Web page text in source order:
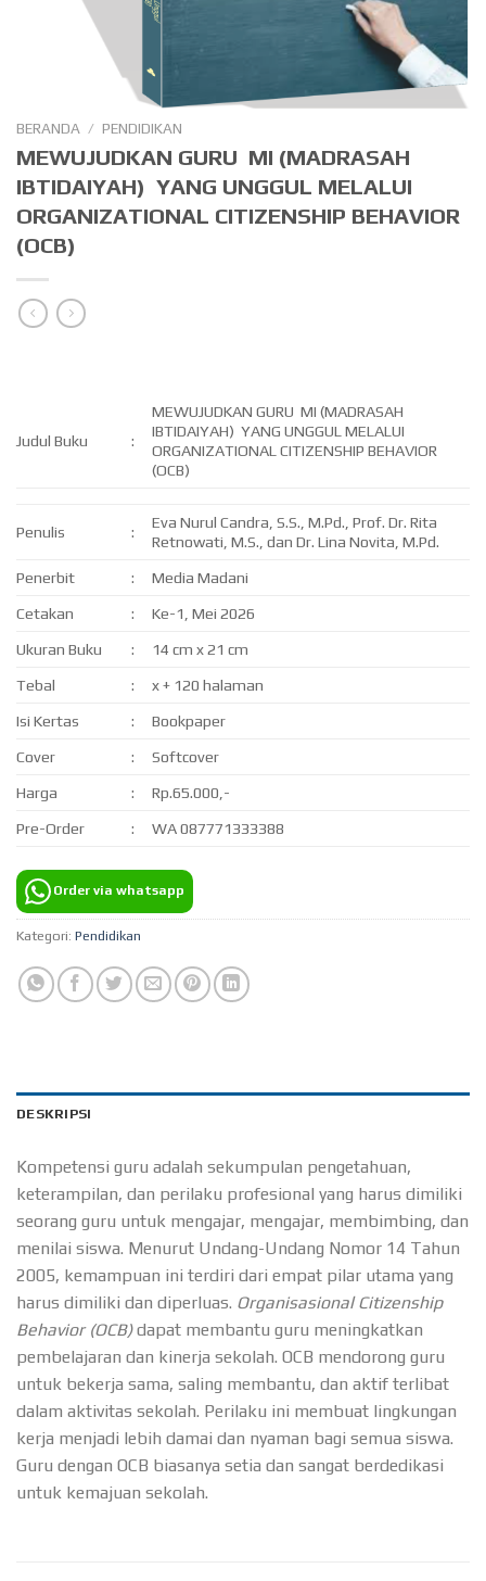
BERANDA / PENDIDIKAN
MEWUJUDKAN GURU MI (MADRASAH
IBTIDAIYAH) YANG UNGGUL MELALUI
ORGANIZATIONAL CITIZENSHIP BEHAVIOR
(OCB)
Judul Buku :
MEWUJUDKAN GURU MI (MADRASAH
IBTIDAIYAH) YANG UNGGUL MELALUI
ORGANIZATIONAL CITIZENSHIP BEHAVIOR
(OCB)
Penulis :
Eva Nurul Candra, S.S., M.Pd., Prof. Dr. Rita
Retnowati, M.S., dan Dr. Lina Novita, M.Pd.
Penerbit : Media Madani
Cetakan : Ke-1, Mei 2026
Ukuran Buku : 14 cm x 21 cm
Tebal : x + 120 halaman
Isi Kertas : Bookpaper
Cover : Softcover
Harga : Rp.65.000,-
Pre-Order : WA 087771333388
Order via whatsapp
Kategori: Pendidikan
DESKRIPSI
Kompetensi guru adalah sekumpulan pengetahuan,
keterampilan, dan perilaku profesional yang harus dimiliki
seorang guru untuk mengajar, mengajar, membimbing, dan
menilai siswa. Menurut Undang-Undang Nomor 14 Tahun
2005, kemampuan ini terdiri dari empat pilar utama yang
harus dimiliki dan diperluas. Organisasional Citizenship
Behavior (OCB)dapat membantu guru meningkatkan
pembelajaran dan kinerja sekolah. OCB mendorong guru
untuk bekerja sama, saling membantu, dan aktif terlibat
dalam aktivitas sekolah. Perilaku ini membuat lingkungan
kerja menjadi lebih damai dan nyaman bagi semua siswa.
Guru dengan OCB biasanya setia dan sangat berdedikasi
untuk kemajuan sekolah.